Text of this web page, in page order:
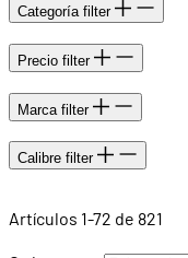
Categoría filter
Precio filter
Marca filter
Calibre filter
Artículos 1-72 de 821